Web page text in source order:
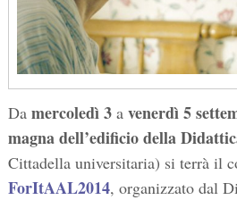
Da mercoledì 3a venerdì 5
magna dell’edificio della
Cittadella universitaria) si terrà il
ForItAAL2014, organizzato dal